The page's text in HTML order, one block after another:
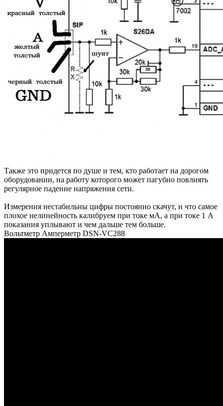
Также это придется по душе и тем, кто работает на дорогом
оборудовании, на работу которого может пагубно повлиять
регулярное падение напряжения сети.
Измерения нестабильны цифры постоянно скачут, и что самое
плохое нелинейность калибруем при токе мА, а при токе 1 А
показания уплывают и чем дальше тем больше.
Вольтметр Амперметр DSN-VC288